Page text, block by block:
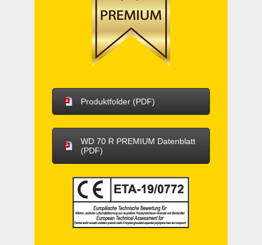
Produktfolder (PDF)
WD 70 R PREMIUM Datenblatt
(PDF)